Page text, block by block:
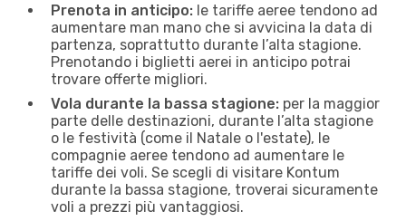
Prenota in anticipo: le tariffe aeree tendono ad
aumentare man mano che si avvicina la data di
partenza, soprattutto durante l’alta stagione.
Prenotando i biglietti aerei in anticipo potrai
trovare offerte migliori.
Vola durante la bassa stagione: per la maggior
parte delle destinazioni, durante l’alta stagione
o le festività (come il Natale o l'estate), le
compagnie aeree tendono ad aumentare le
tariffe dei voli. Se scegli di visitare Kontum
durante la bassa stagione, troverai sicuramente
voli a prezzi più vantaggiosi.